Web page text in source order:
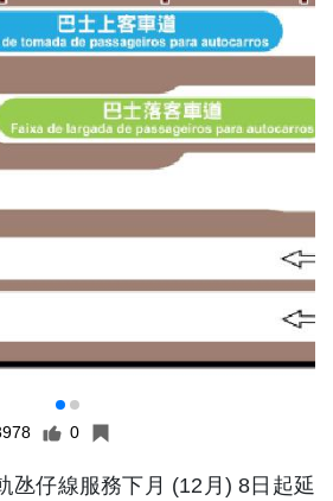
0
氹仔線服務下月 (12月) 8日起延